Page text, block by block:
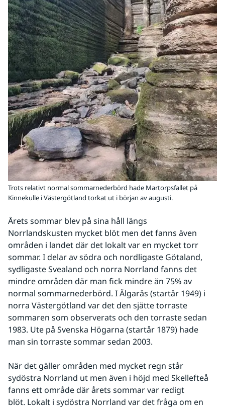
Trots relativt normal sommarnederbörd hade Martorpsfallet på
Kinnekulle i Västergötland torkat ut i början av augusti.
Årets sommar blev på sina håll längs
Norrlandskusten mycket blöt men det fanns även
områden i landet där det lokalt var en mycket torr
sommar. I delar av södra och nordligaste Götaland,
sydligaste Svealand och norra Norrland fanns det
mindre områden där man fick mindre än 75% av
normal sommarnederbörd. I Älgarås (startår 1949) i
norra Västergötland var det den sjätte torraste
sommaren som observerats och den torraste sedan
1983. Ute på Svenska Högarna (startår 1879) hade
man sin torraste sommar sedan 2003.
När det gäller områden med mycket regn står
sydöstra Norrland ut men även i höjd med Skellefteå
fanns ett område där årets sommar var redigt
blöt. Lokalt i sydöstra Norrland var det fråga om en